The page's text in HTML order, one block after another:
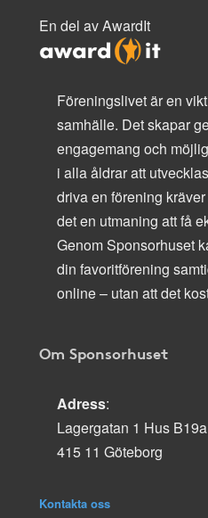
En del av AwardIt
Föreningslivet är en
samhälle. Det skapar
engagemang och
i alla åldrar att
driva en förening
det en utmaning att få
Genom Sponsorhuset
din favoritförening
online – utan att det
Om Sponsorhuset
Adress:
Lagergatan 1 Hus
415 11 Göteborg
Kontakta oss